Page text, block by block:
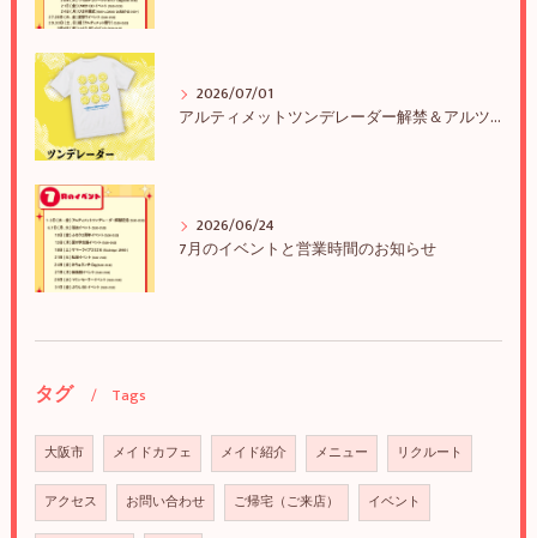
2026/07/01
アルティメットツンデレーダー解禁＆アルツンBIGTEE販売のお知らせ
2026/06/24
7月のイベントと営業時間のお知らせ
タグ Tags
大阪市 メイドカフェ メイド紹介 メニュー リクルート
アクセス お問い合わせ ご帰宅（ご来店） イベント